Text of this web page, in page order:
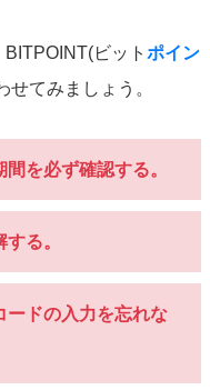
ビット ポイン
てみましょう。
を必ず確認する。
る。
ードの入力を忘れな